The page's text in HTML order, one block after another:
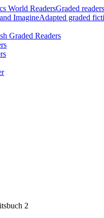
World ReadersGraded
ImagineAdapted graded
Graded Readers
2